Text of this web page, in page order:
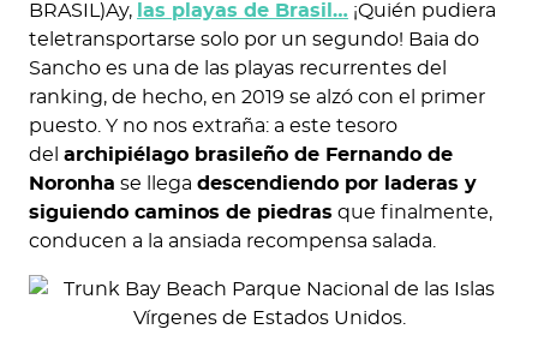
BRASIL)Ay, las playas de Brasil… ¡Quién pudiera
teletransportarse solo por un segundo! Baia do
Sancho es una de las playas recurrentes del
ranking, de hecho, en 2019 se alzó con el primer
puesto. Y no nos extraña: a este tesoro
del archipiélago brasileño de Fernando de
Noronha se llega descendiendo por laderas y
siguiendo caminos de piedras que finalmente,
conducen a la ansiada recompensa salada.